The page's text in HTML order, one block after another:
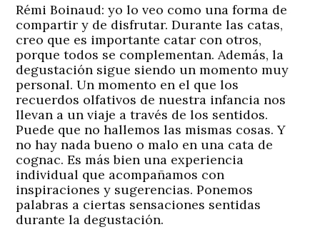
Rémi Boinaud: yo lo veo como una forma de
compartir y de disfrutar. Durante las catas,
creo que es importante catar con otros,
porque todos se complementan. Además, la
degustación sigue siendo un momento muy
personal. Un momento en el que los
recuerdos olfativos de nuestra infancia nos
llevan a un viaje a través de los sentidos.
Puede que no hallemos las mismas cosas. Y
no hay nada bueno o malo en una cata de
cognac. Es más bien una experiencia
individual que acompañamos con
inspiraciones y sugerencias. Ponemos
palabras a ciertas sensaciones sentidas
durante la degustación.